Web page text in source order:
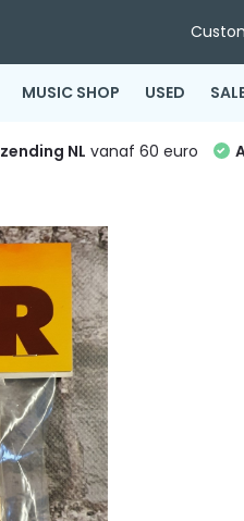
MUSIC SHOP USED
NL vanaf 60 euro